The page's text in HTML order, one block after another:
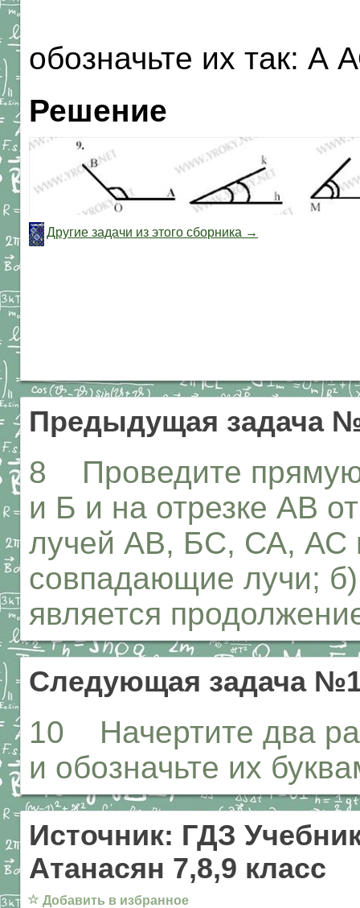
обозначьте их так: А
Решение
Другие задачи из этого сборника →
Предыдущая задача
8 Проведите прямую,
и Б и на отрезке АВ
лучей АВ, БС, СА, АС
совпадающие лучи;
является
Следующая задача
10 Начертите два
и обозначьте их
Источник: ГДЗ
Атанасян 7,8,9 класс
☆ Добавить в избранное